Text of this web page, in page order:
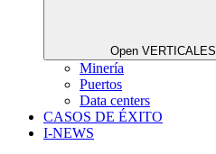
Open VERTICALES
Minería
Puertos
Data centers
CASOS DE ÉXITO
I-NEWS